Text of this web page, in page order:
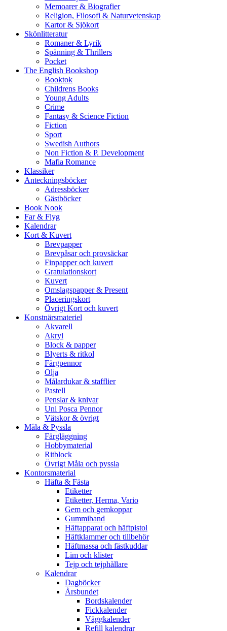
Memoarer & Biografier
Religion, Filosofi & Naturvetenskap
Kartor & Sjökort
Skönlitteratur
Romaner & Lyrik
Spänning & Thrillers
Pocket
The English Bookshop
Booktok
Childrens Books
Young Adults
Crime
Fantasy & Science Fiction
Fiction
Sport
Swedish Authors
Non Fiction & P. Development
Mafia Romance
Klassiker
Anteckningsböcker
Adressböcker
Gästböcker
Book Nook
Far & Flyg
Kalendrar
Kort & Kuvert
Brevpapper
Brevpåsar och provsäckar
Finpapper och kuvert
Gratulationskort
Kuvert
Omslagspapper & Present
Placeringskort
Övrigt Kort och kuvert
Konstnärsmateriel
Akvarell
Akryl
Block & papper
Blyerts & ritkol
Färgpennor
Olja
Målardukar & stafflier
Pastell
Penslar & knivar
Uni Posca Pennor
Vätskor & övrigt
Måla & Pyssla
Färgläggning
Hobbymaterial
Ritblock
Övrigt Måla och pyssla
Kontorsmaterial
Häfta & Fästa
Etiketter
Etiketter, Herma, Vario
Gem och gemkoppar
Gummiband
Häftapparat och häftpistol
Häftklammer och tillbehör
Häftmassa och fästkuddar
Lim och klister
Tejp och tejphållare
Kalendrar
Dagböcker
Årsbundet
Bordskalender
Fickkalender
Väggkalender
Refill kalendrar